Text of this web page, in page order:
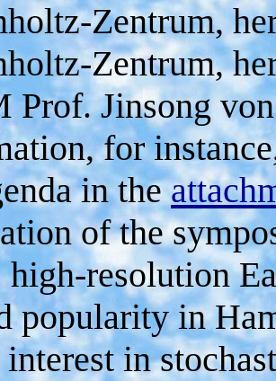
Zentrum,
Zentrum,
Prof. Jinsong
for
in the
of the
high-resolution
popularity in
in